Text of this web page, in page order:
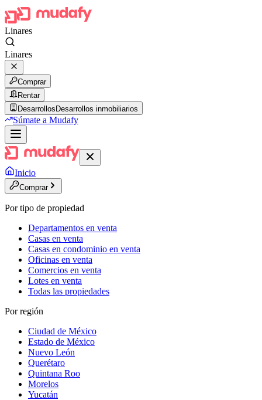
Linares
Linares
Comprar
Rentar
Desarrollos Desarrollos inmobiliarios
Súmate a Mudafy
Inicio
Comprar
Por tipo de propiedad
Departamentos en venta
Casas en venta
Casas en condominio en venta
Oficinas en venta
Comercios en venta
Lotes en venta
Todas las propiedades
Por región
Ciudad de México
Estado de México
Nuevo León
Querétaro
Quintana Roo
Morelos
Yucatán